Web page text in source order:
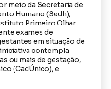
meio da Secretaria de
Humano (Sedh),
Primeiro Olhar
exames de
em situação de
contempla
ou mais de gestação,
(CadÚnico), e